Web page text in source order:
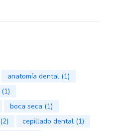
anatomía dental (1)
(1)
boca seca (1)
(2) cepillado dental (1)